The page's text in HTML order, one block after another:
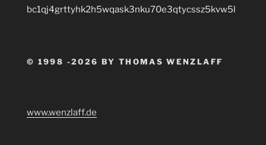
bc1qj4grttyhk2h5wqask3nku70e3qtycssz5kvw5l
© 1998 -2026 BY THOMAS WENZLAFF
www.wenzlaff.de